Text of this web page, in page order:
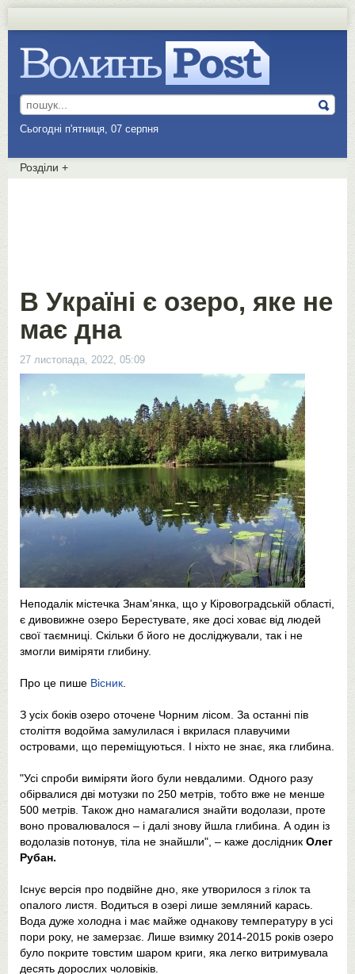
Сьогодні п'ятниця, 07 серпня
Розділи +
В Україні є озеро, яке не
має дна
27 листопада, 2022, 05:09
Неподалік містечка Знам’янка, що у Кіровоградській області,
є дивовижне озеро Берестувате, яке досі ховає від людей
свої таємниці. Скільки б його не досліджували, так і не
змогли виміряти глибину.
Про це пише Вісник
З усіх боків озеро оточене Чорним лісом. За останні пів
століття водойма замулилася і вкрилася плавучими
островами, що переміщуються. І ніхто не знає, яка глибина.
"Усі спроби виміряти його були невдалими. Одного разу
обірвалися дві мотузки по 250 метрів, тобто вже не менше
500 метрів. Також дно намагалися знайти водолази, проте
воно провалювалося – і далі знову йшла глибина. А один із
водолазів потонув, тіла не знайшли", – каже дослідник Олег
Рубан.
Існує версія про подвійне дно, яке утворилося з гілок та
опалого листя. Водиться в озері лише земляний карась.
Вода дуже холодна і має майже однакову температуру в усі
пори року, не замерзає. Лише взимку 2014-2015 років озеро
було покрите товстим шаром криги, яка легко витримувала
десять дорослих чоловіків.